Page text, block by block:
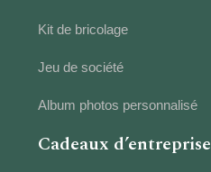
Kit de bricolage
Jeu de société
Album photos personnalisé
Cadeaux d’entreprise